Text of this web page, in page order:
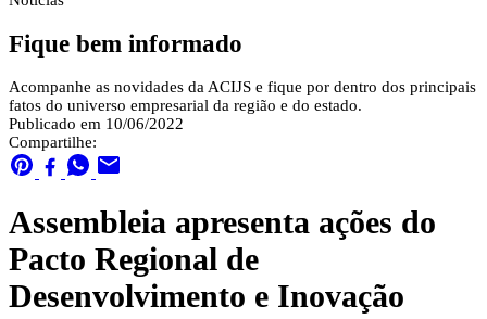
Fique bem informado
Acompanhe as novidades da ACIJS e fique por dentro dos principais
fatos do universo empresarial da região e do estado.
Publicado em 10/06/2022
Compartilhe:
Assembleia apresenta ações do
Pacto Regional de
Desenvolvimento e Inovação